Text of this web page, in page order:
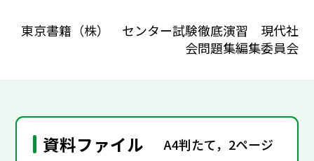
東京書籍（株） センター試験徹底演習 現代社
会問題集編集委員会
資料ファイル A4判たて，2ページ